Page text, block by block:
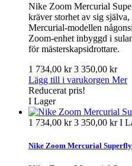
Nike Zoom Mercurial
kräver storhet av sig
Mercurial-modellen
Zoom-enhet inbyggd i
för mästerskapsidrottare.
1 734,00 kr3 350,00 kr
Lägg till i varukorgen Mer
Reducerat pris!
I Lager
1 734,00 kr3 350,00 krI
Nike Zoom Mercurial